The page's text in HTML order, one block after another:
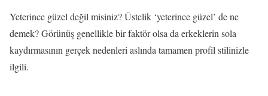
Yeterince güzel değil misiniz? Üstelik ‘yeterince güzel’ de ne
demek? Görünüş genellikle bir faktör olsa da erkeklerin sola
kaydırmasının gerçek nedenleri aslında tamamen profil stilinizle
ilgili.